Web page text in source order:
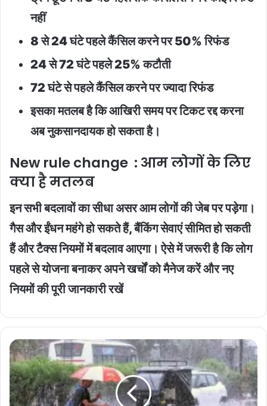
नहीं
8 से 24 घंटे पहले कैंसिल करने पर 50% रिफंड
24 से 72 घंटे पहले 25% कटौती
72 घंटे से पहले कैंसिल करने पर ज्यादा रिफंड
इसका मतलब है कि आखिरी समय पर टिकट रद्द करना
अब नुकसानदायक हो सकता है।
New rule change : आम लोगों के लिए
क्या है मतलब
इन सभी बदलावों का सीधा असर आम लोगों की जेब पर पड़ेगा।
गैस और ईंधन महंगे हो सकते हैं, बैंकिंग सेवाएं सीमित हो सकती
हैं और टैक्स नियमों में बदलाव आएगा। ऐसे में जरूरी है कि लोग
पहले से योजना बनाकर अपने खर्चों को मैनेज करें और नए
नियमों की पूरी जानकारी रखें
Weather
alert
:
29
मार्च